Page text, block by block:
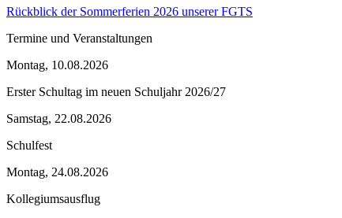
Rückblick der Sommerferien 2026 unserer FGTS
Termine und Veranstaltungen
Montag, 10.08.2026
Erster Schultag im neuen Schuljahr 2026/27
Samstag, 22.08.2026
Schulfest
Montag, 24.08.2026
Kollegiumsausflug